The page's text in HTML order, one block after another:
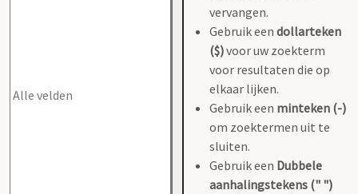
vervangen.
Gebruik een dollarteken
($)voor uw zoekterm
voor resultaten die op
elkaar lijken.
Gebruik een minteken (-)
om zoektermen uit te
sluiten.
Gebruik een Dubbele
aanhalingstekens (" ")